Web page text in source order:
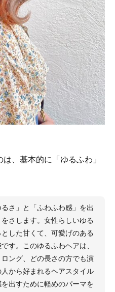
、基本的に「ゆるふわ」
さ」と「ふわふわ感」を出
さします。女性らしいゆる
した甘くて、可愛げのある
す。このゆるふわヘアは、
ング、どの長さの方でも演
から好まれるヘアスタイル
出すために軽めのパーマを